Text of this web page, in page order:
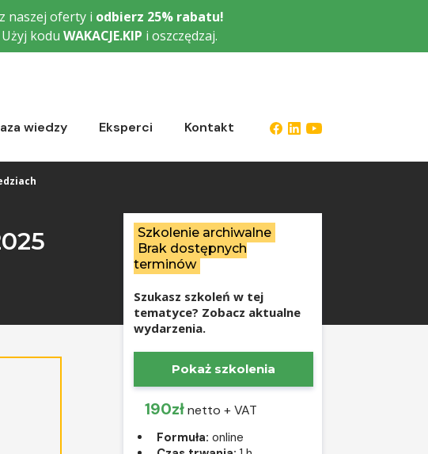
naszej oferty i odbierz 25% rabatu!
kodu WAKACJE.KIP i oszczędzaj.
wiedzy Eksperci Kontakt
Szkolenie archiwalne
Brak dostępnych
terminów
Szukasz szkoleń w tej
tematyce? Zobacz aktualne
wydarzenia.
Pokaż szkolenia
190złnetto + VAT
Formuła: online